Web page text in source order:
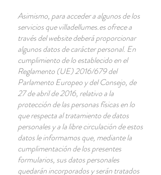
Asimismo, para acceder a algunos de los
servicios que villadellumes.es ofrece a
través del website deberá proporcionar
algunos datos de carácter personal. En
cumplimiento de lo establecido en el
Reglamento (UE) 2016/679 del
Parlamento Europeo y del Consejo, de
27 de abril de 2016, relativo a la
protección de las personas físicas en lo
que respecta al tratamiento de datos
personales y a la libre circulación de estos
datos le informamos que, mediante la
cumplimentación de los presentes
formularios, sus datos personales
quedarán incorporados y serán tratados